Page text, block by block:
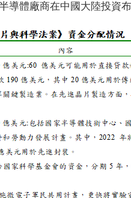
導體廠商在中國大陸投資